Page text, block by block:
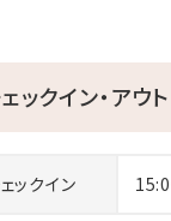
ックイン・アウト
ックイン